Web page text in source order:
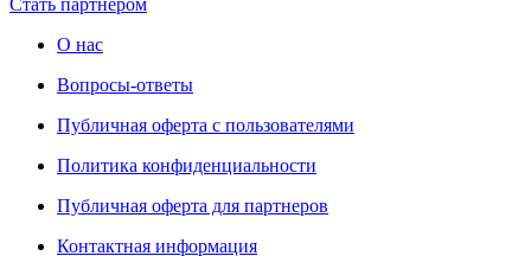
Стать партнером
О нас
Вопросы-ответы
Публичная оферта с пользователями
Политика конфиденциальности
Публичная оферта для партнеров
Контактная информация